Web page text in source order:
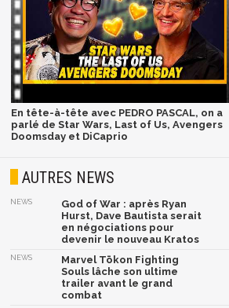
En tête-à-tête avec PEDRO PASCAL, on a
parlé de Star Wars, Last of Us, Avengers
Doomsday et DiCaprio
AUTRES NEWS
NEWS
God of War : après Ryan
Hurst, Dave Bautista serait
en négociations pour
devenir le nouveau Kratos
NEWS
Marvel Tōkon Fighting
Souls lâche son ultime
trailer avant le grand
combat